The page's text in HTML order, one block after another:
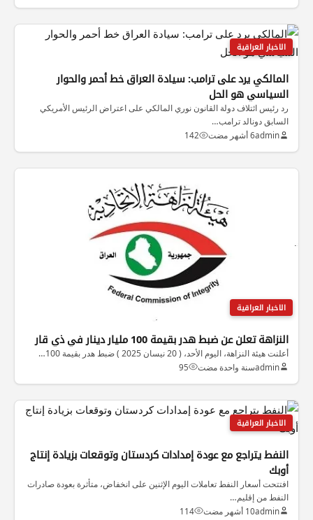
الاخبار العراقية
المالكي يرد على ترامب: سيادة العراق خط أحمر والحوار
السياسي هو الحل
رد رئيس ائتلاف دولة القانون نوري المالكي على اعتراض الرئيس الأمريكي
السابق دونالد ترامب…
admin6 أشهر مضت 142
الاخبار العراقية
النزاهة تعلن عن ضبط هدر بقيمة 100 مليار دينار في ذي قار
أعلنت هيئة النزاهة، اليوم الأحد، ( 20 نيسان 2025 ) ضبط هدر بقيمة 100…
adminسنة واحدة مضت 95
الاخبار العراقية
النفط يتراجع مع عودة إمدادات كردستان وتوقعات بزيادة إنتاج
أوبك
افتتحت أسعار النفط تعاملات اليوم الإثنين على انخفاض، متأثرة بعودة صادرات
النفط من إقليم…
admin10 أشهر مضت 114